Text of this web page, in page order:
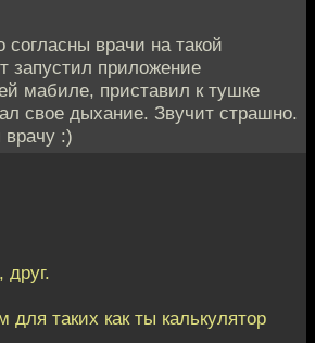
согласны врачи на такой
запустил приложение
мабиле, приставил к тушке
свое дыхание. Звучит страшно.
:)
таких как ты калькулятор